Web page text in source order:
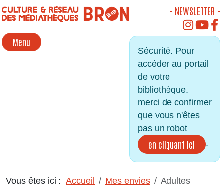
Menu
- NEWSLETTER -
Sécurité. Pour
accéder au portail
de votre
bibliothèque,
merci de confirmer
que vous n'êtes
pas un robot
en cliquant ici .
Vous êtes ici : Accueil Mes envies Adultes
Panneau de gestion des cookies